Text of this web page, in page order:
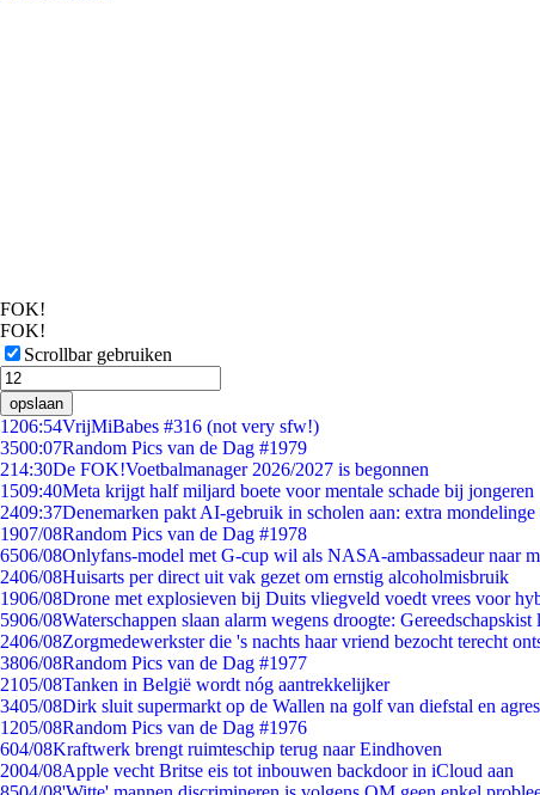
FOK!
FOK!
Scrollbar gebruiken
opslaan
1206:54VrijMiBabes #316 (not very sfw!)
3500:07Random Pics van de Dag #1979
214:30De FOK!Voetbalmanager 2026/2027 is begonnen
1509:40Meta krijgt half miljard boete voor mentale schade bij jongeren
2409:37Denemarken pakt AI-gebruik in scholen aan: extra mondelinge
1907/08Random Pics van de Dag #1978
6506/08Onlyfans-model met G-cup wil als NASA-ambassadeur naar
2406/08Huisarts per direct uit vak gezet om ernstig alcoholmisbruik
1906/08Drone met explosieven bij Duits vliegveld voedt vrees voor
5906/08Waterschappen slaan alarm wegens droogte: Gereedschapskist
2406/08Zorgmedewerkster die 's nachts haar vriend bezocht terecht
3806/08Random Pics van de Dag #1977
2105/08Tanken in België wordt nóg aantrekkelijker
3405/08Dirk sluit supermarkt op de Wallen na golf van diefstal en
1205/08Random Pics van de Dag #1976
604/08Kraftwerk brengt ruimteschip terug naar Eindhoven
2004/08Apple vecht Britse eis tot inbouwen backdoor in iCloud aan